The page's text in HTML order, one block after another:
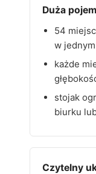
Duża
54
w
każde
stojak
biurku
Czytelny